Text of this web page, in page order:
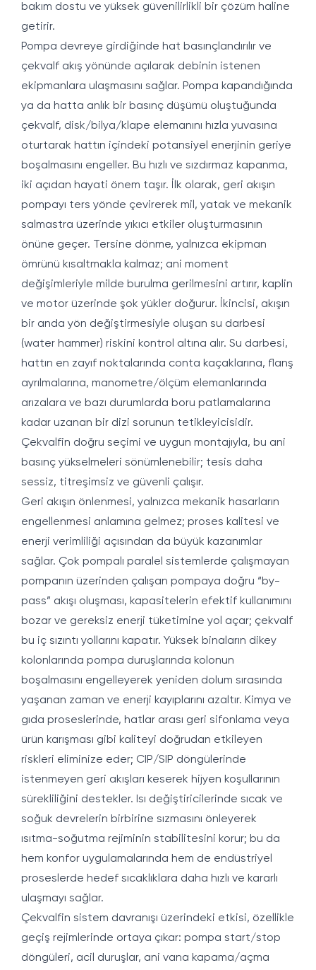
bakım dostu ve yüksek güvenilirlikli bir çözüm haline
getirir.
Pompa devreye girdiğinde hat basınçlandırılır ve
çekvalf akış yönünde açılarak debinin istenen
ekipmanlara ulaşmasını sağlar. Pompa kapandığında
ya da hatta anlık bir basınç düşümü oluştuğunda
çekvalf, disk/bilya/klape elemanını hızla yuvasına
oturtarak hattın içindeki potansiyel enerjinin geriye
boşalmasını engeller. Bu hızlı ve sızdırmaz kapanma,
iki açıdan hayati önem taşır. İlk olarak, geri akışın
pompayı ters yönde çevirerek mil, yatak ve mekanik
salmastra üzerinde yıkıcı etkiler oluşturmasının
önüne geçer. Tersine dönme, yalnızca ekipman
ömrünü kısaltmakla kalmaz; ani moment
değişimleriyle milde burulma gerilmesini artırır, kaplin
ve motor üzerinde şok yükler doğurur. İkincisi, akışın
bir anda yön değiştirmesiyle oluşan su darbesi
(water hammer) riskini kontrol altına alır. Su darbesi,
hattın en zayıf noktalarında conta kaçaklarına, flanş
ayrılmalarına, manometre/ölçüm elemanlarında
arızalara ve bazı durumlarda boru patlamalarına
kadar uzanan bir dizi sorunun tetikleyicisidir.
Çekvalfin doğru seçimi ve uygun montajıyla, bu ani
basınç yükselmeleri sönümlenebilir; tesis daha
sessiz, titreşimsiz ve güvenli çalışır.
Geri akışın önlenmesi, yalnızca mekanik hasarların
engellenmesi anlamına gelmez; proses kalitesi ve
enerji verimliliği açısından da büyük kazanımlar
sağlar. Çok pompalı paralel sistemlerde çalışmayan
pompanın üzerinden çalışan pompaya doğru “by-
pass” akışı oluşması, kapasitelerin efektif kullanımını
bozar ve gereksiz enerji tüketimine yol açar; çekvalf
bu iç sızıntı yollarını kapatır. Yüksek binaların dikey
kolonlarında pompa duruşlarında kolonun
boşalmasını engelleyerek yeniden dolum sırasında
yaşanan zaman ve enerji kayıplarını azaltır. Kimya ve
gıda proseslerinde, hatlar arası geri sifonlama veya
ürün karışması gibi kaliteyi doğrudan etkileyen
riskleri eliminize eder; CIP/SIP döngülerinde
istenmeyen geri akışları keserek hijyen koşullarının
sürekliliğini destekler. Isı değiştiricilerinde sıcak ve
soğuk devrelerin birbirine sızmasını önleyerek
ısıtma-soğutma rejiminin stabilitesini korur; bu da
hem konfor uygulamalarında hem de endüstriyel
proseslerde hedef sıcaklıklara daha hızlı ve kararlı
ulaşmayı sağlar.
Çekvalfin sistem davranışı üzerindeki etkisi, özellikle
geçiş rejimlerinde ortaya çıkar: pompa start/stop
döngüleri, acil duruşlar, ani vana kapama/açma